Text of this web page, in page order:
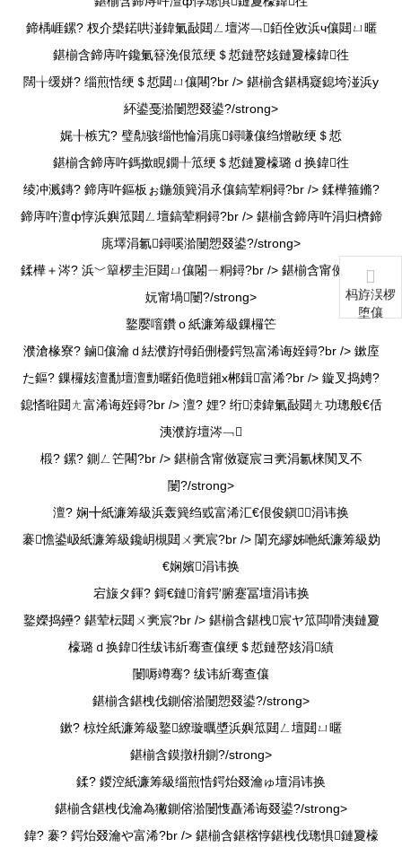
鍗楀崕鏍? 杈介槼鍩哄湴鍏氭敮閮ㄥ壇涔﹁銆佺敓浜ч儴閮ㄩ暱
鍖椾含鍗庤吘鑱氭簮浼佷笟绠＄悊鏈嶅姟鏈夐檺鍏徃
闊╁缓姘? 缁煎悎绠＄悊閮ㄩ儴闀?br /> 鍖椾含鍖楀寲鎴垮湴浜у
紑鍙戞湁闄愬叕鍙?/strong>
娓╂槉宄? 璧勪骇缁忚惀涓庣鐞嗛儴绉熷敭绠＄悊
鍖椾含鍗庤吘鎷撳睍鐗╀笟绠＄悊鏈夐檺璐ｄ换鍏徃
绫冲溅鏄? 鍗庤吘鏂板ぉ鍦颁簨涓氶儴鎬荤粡鐞?br /> 鍒樺箍鏅?
鍗庤吘澶ф惇浜嬩笟閮ㄥ壇鎬荤粡鐞?br /> 鍖椾含鍗庤吘涓归櫅鍗
庣墿涓氱鐞嗘湁闄愬叕鍙?/strong>
鍒樺＋涔? 浜﹀簞椤圭洰閮ㄩ儴闂ㄧ粡鐞?br /> 鍖椾含甯傚伐涓氭
妧甯堝闄?/strong>
鐜嬮噾鑽ｏ紙濂筹級鏁欏笀
濮滄椽寮? 鏀儴瀹ｄ紶濮斿憳銆侀櫌鍔炰富浠诲姪鐞?br /> 鏉庢
た鏂? 鏁欏姟澶勫壇澶勯暱銆佹暟鎺х郴鍓富浠?br /> 鏇叉捣娉?
鎴愭暀閮ㄤ富浠诲姪鐞?br /> 澶? 娌? 绗洓鍏氭敮閮ㄤ功璁般€佸
洟濮斿壇涔﹁
椴? 鏍? 鍘ㄥ笀闀?br /> 鍖椾含甯傚寲宸ヨ亴涓氱梾闃叉不
闄?/strong>
澶? 娴╋紙濂筹級浜轰簨绉戜富浠汇€佷俊鎭涓讳换
褰憺鍙岋紙濂筹級鑱岄槻閮ㄨ亴宸?br /> 闈充繆姊咃紙濂筹級妫
€娴嬪涓讳换
宕旇タ鍕? 鎶€鏈湇鍔′腑蹇冨壇涓讳换
鐜嬫捣鑸? 鍖荤枟閮ㄨ亴宸?br /> 鍖椾含鍖栧宸ヤ笟闆嗗洟鏈夐
檺璐ｄ换鍏徃绂讳紤骞查儴绠＄悊鏈嶅姟涓績
闄嗕竴骞? 绂讳紤骞查儴
鍖椾含鍖栧伐鍘傛湁闄愬叕鍙?/strong>
鏉? 椋烇紙濂筹級鐜繚璇曞墏浜嬩笟閮ㄥ壇閮ㄩ暱
鍖椾含鏌撴枡鍘?/strong>
鍒? 鍐涳紙濂筹級缁煎悎鍔炲叕瀹ゅ壇涓讳换
鍖椾含鍖栧伐瀹為獙鍘傛湁闄愯矗浠诲叕鍙?/strong>
鍏? 褰? 鍔炲叕瀹や富浠?br /> 鍖椾含鍖楁惇鍖栧伐璁惧鏈夐檺
杩斿洖椤
堕儴